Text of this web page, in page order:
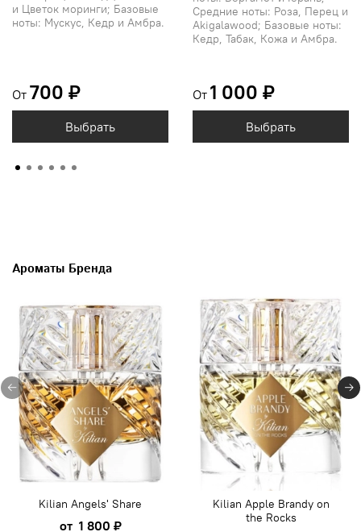
и Цветок моринги; Базовые
ноты: Мускус, Кедр и Амбра.
От 700 ₽
Выбрать
Средние ноты: Роза, Перец и
Akigalawood; Базовые ноты:
Кедр, Табак, Кожа и Амбра.
От 1 000 ₽
Выбрать
Ароматы Бренда
Kilian Angels' Share
от 1 800 ₽
Kilian Apple Brandy on
the Rocks